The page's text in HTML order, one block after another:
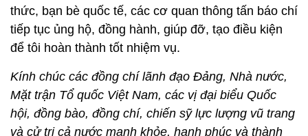
thức, bạn bè quốc tế, các cơ quan thông tấn báo chí
tiếp tục ủng hộ, đồng hành, giúp đỡ, tạo điều kiện
để tôi hoàn thành tốt nhiệm vụ.
Kính chúc các đồng chí lãnh đạo Đảng, Nhà nước,
Mặt trận Tổ quốc Việt Nam, các vị đại biểu Quốc
hội, đồng bào, đồng chí, chiến sỹ lực lượng vũ trang
và cử tri cả nước mạnh khỏe, hạnh phúc và thành